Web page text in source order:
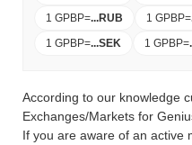
1 GPBP=...RUB 1 GPBP=
1 GPBP=...SEK 1 GPBP=
According to our knowledge
Exchanges/Markets for
If you are aware of an active